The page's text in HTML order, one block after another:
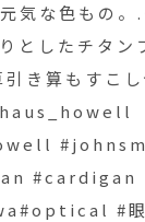
気な色もの。
としたチタ
き算もすこ
#cardigan
#眼